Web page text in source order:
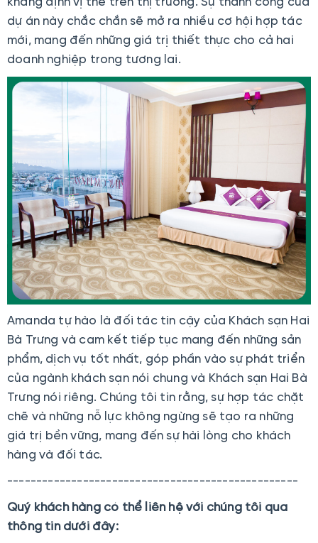
dự án này chắc chắn sẽ mở ra nhiều cơ hội hợp tác
mới, mang đến những giá trị thiết thực cho cả hai
doanh nghiệp trong tương lai.
Amanda tự hào là đối tác tin cậy của Khách sạn Hai
Bà Trưng và cam kết tiếp tục mang đến những sản
phẩm, dịch vụ tốt nhất, góp phần vào sự phát triển
của ngành khách sạn nói chung và Khách sạn Hai Bà
Trưng nói riêng. Chúng tôi tin rằng, sự hợp tác chặt
chẽ và những nỗ lực không ngừng sẽ tạo ra những
giá trị bền vững, mang đến sự hài lòng cho khách
hàng và đối tác.
--------------------------------------------------
Quý khách hàng có thể liên hệ với chúng tôi qua
thông tin dưới đây: